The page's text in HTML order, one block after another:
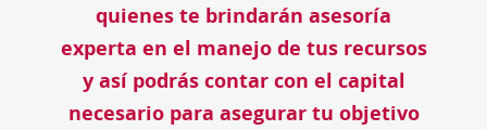
quienes te brindarán asesoría
experta en el manejo de tus recursos
y así podrás contar con el capital
necesario para asegurar tu objetivo